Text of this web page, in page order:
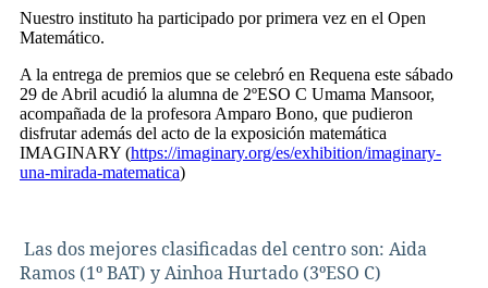
Nuestro instituto ha participado por primera vez en el Open
Matemático.
A la entrega de premios que se celebró en Requena este sábado
29 de Abril acudió la alumna de 2ºESO C Umama Mansoor,
acompañada de la profesora Amparo Bono, que pudieron
disfrutar además del acto de la exposición matemática
IMAGINARY (https://imaginary.org/es/exhibition/imaginary-
una-mirada-matematica)
Las dos mejores clasificadas del centro son: Aida
Ramos (1º BAT) y Ainhoa Hurtado (3ºESO C)